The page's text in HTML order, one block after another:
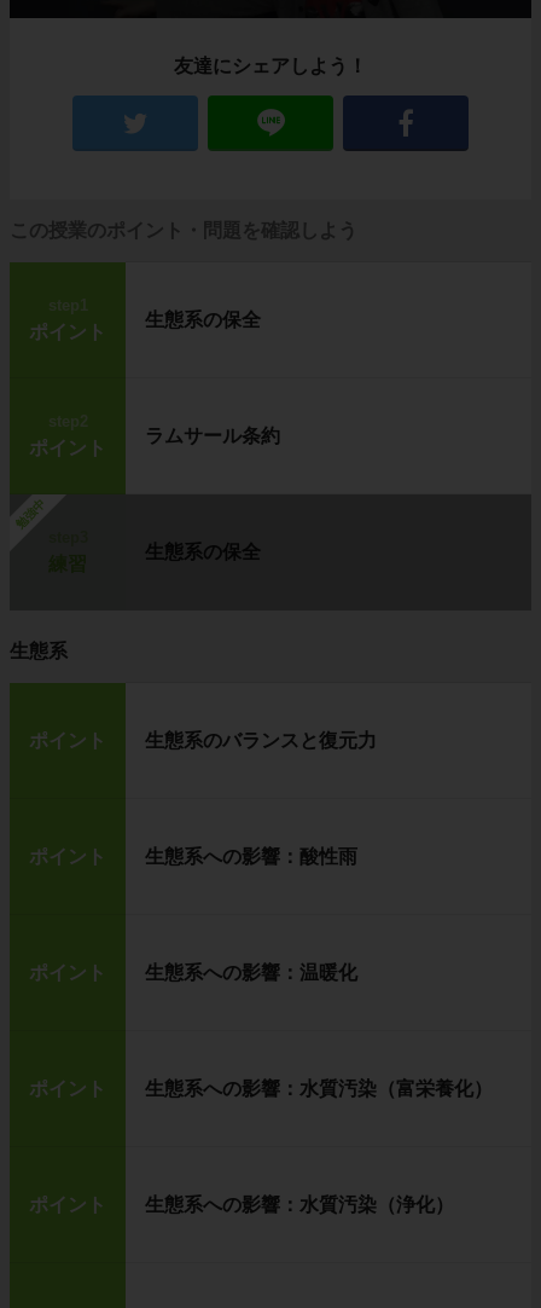
友達にシェアしよう！
この授業のポイント・問題を確認しよう
step1
ポイント
生態系の保全
step2
ポイント
ラムサール条約
勉強中
生態系の保全
生態系
ポイント 生態系のバランスと復元力
ポイント 生態系への影響：酸性雨
ポイント 生態系への影響：温暖化
ポイント 生態系への影響：水質汚染（富栄養化）
ポイント 生態系への影響：水質汚染（浄化）